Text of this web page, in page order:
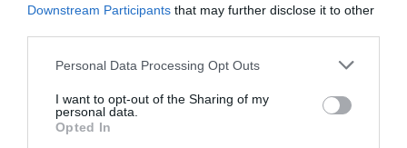
Downstream Participants that may further disclose it to other
Please note that this website/app uses one or more Google
not limited to your visit or usage behaviour. You may click to
grant or deny consent to Google and its third-party tags to
use your data for below specified purposes in below Google
Personal Data Processing Opt Outs
I want to opt-out of the Sharing of my
personal data.
Opted In
Indianapolis-monológ több változat után nyerte el
végső formáját, amibenRobert Shaw-nak is komoly
tette a filmet, a stáb számára viszont egyre nagyobb
terhet jelentett, hogya produkció szinte napról
napra találta ki önmagát.